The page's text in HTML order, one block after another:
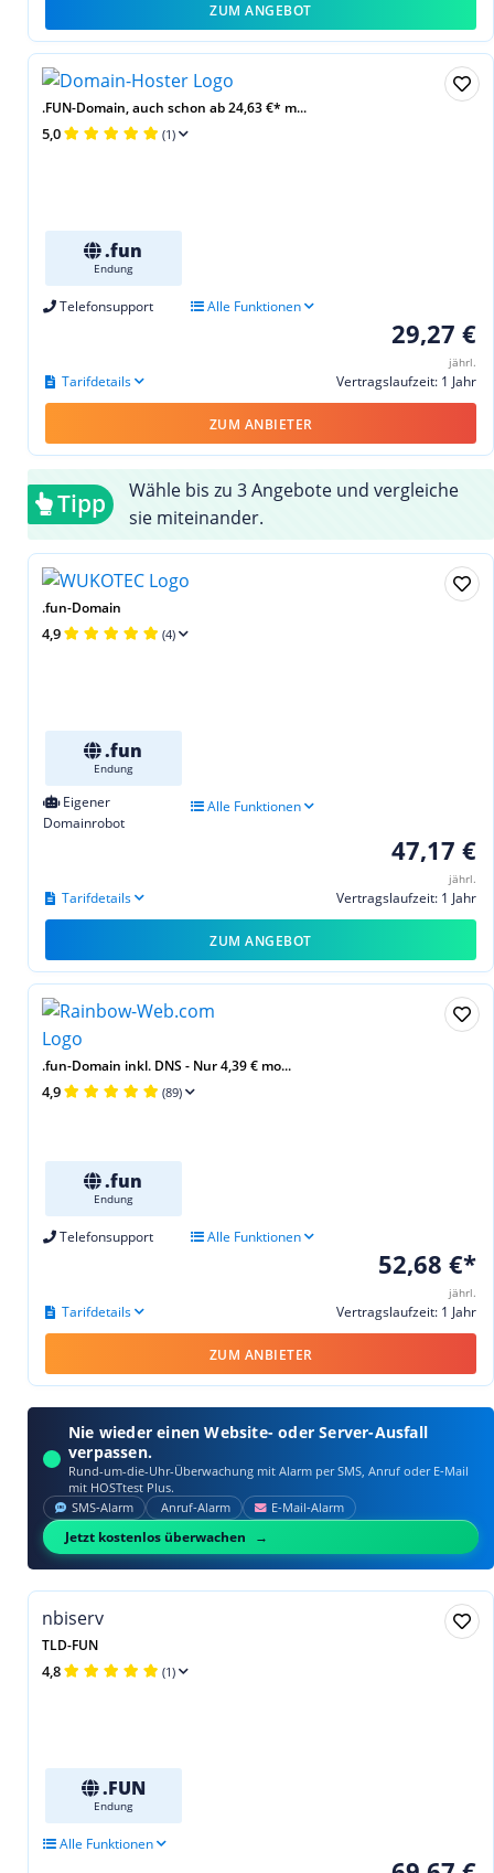
ZUM ANGEBOT
.FUN-Domain, auch schon ab 24,63 €* m...
5,0 (1)
.fun
Endung
Telefonsupport Alle Funktionen
29,27 €
jährl.
Vertragslaufzeit: 1 Jahr
Tarifdetails
ZUM ANBIETER
Tipp
Wähle bis zu 3 Angebote und vergleiche
sie miteinander.
.fun-Domain
4,9 (4)
.fun
Endung
Eigener
Domainrobot
Alle Funktionen
47,17 €
jährl.
Vertragslaufzeit: 1 Jahr
Tarifdetails
ZUM ANGEBOT
.fun-Domain inkl. DNS - Nur 4,39 € mo...
4,9 (89)
.fun
Endung
Telefonsupport Alle Funktionen
52,68 €*
jährl.
Vertragslaufzeit: 1 Jahr
Tarifdetails
ZUM ANBIETER
Nie wieder einen Website- oder Server-Ausfall
verpassen.
Rund-um-die-Uhr-Überwachung mit Alarm per SMS, Anruf oder E‑Mail
mit HOSTtest Plus.
SMS‑Alarm Anruf‑Alarm E‑Mail‑Alarm
Jetzt kostenlos überwachen
nbiserv
TLD-FUN
4,8 (1)
.FUN
Endung
Alle Funktionen